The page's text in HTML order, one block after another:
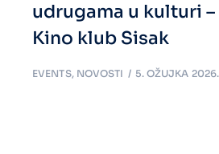
udrugama u kulturi
Kino klub Sisak
EVENTS, NOVOSTI 5. OŽUJKA 2026.